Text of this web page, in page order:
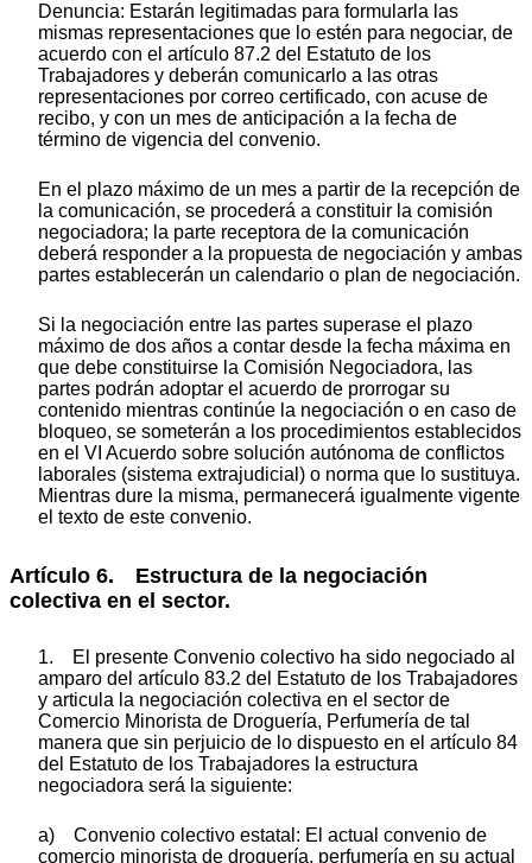
Denuncia: Estarán legitimadas para formularla las
mismas representaciones que lo estén para negociar, de
acuerdo con el artículo 87.2 del Estatuto de los
Trabajadores y deberán comunicarlo a las otras
representaciones por correo certificado, con acuse de
recibo, y con un mes de anticipación a la fecha de
término de vigencia del convenio.
En el plazo máximo de un mes a partir de la recepción de
la comunicación, se procederá a constituir la comisión
negociadora; la parte receptora de la comunicación
deberá responder a la propuesta de negociación y ambas
partes establecerán un calendario o plan de negociación.
Si la negociación entre las partes superase el plazo
máximo de dos años a contar desde la fecha máxima en
que debe constituirse la Comisión Negociadora, las
partes podrán adoptar el acuerdo de prorrogar su
contenido mientras continúe la negociación o en caso de
bloqueo, se someterán a los procedimientos establecidos
en el VI Acuerdo sobre solución autónoma de conflictos
laborales (sistema extrajudicial) o norma que lo sustituya.
Mientras dure la misma, permanecerá igualmente vigente
el texto de este convenio.
Artículo 6. Estructura de la negociación
colectiva en el sector.
1. El presente Convenio colectivo ha sido negociado al
amparo del artículo 83.2 del Estatuto de los Trabajadores
y articula la negociación colectiva en el sector de
Comercio Minorista de Droguería, Perfumería de tal
manera que sin perjuicio de lo dispuesto en el artículo 84
del Estatuto de los Trabajadores la estructura
negociadora será la siguiente:
a) Convenio colectivo estatal: El actual convenio de
comercio minorista de droguería, perfumería en su actual